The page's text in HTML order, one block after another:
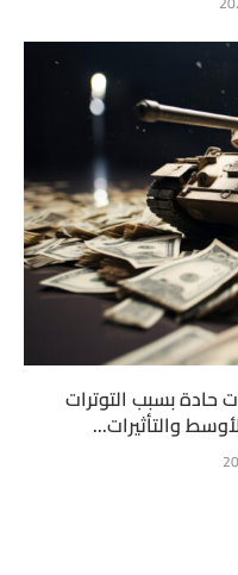
حادة بسبب التوترات
والتأثيرات...